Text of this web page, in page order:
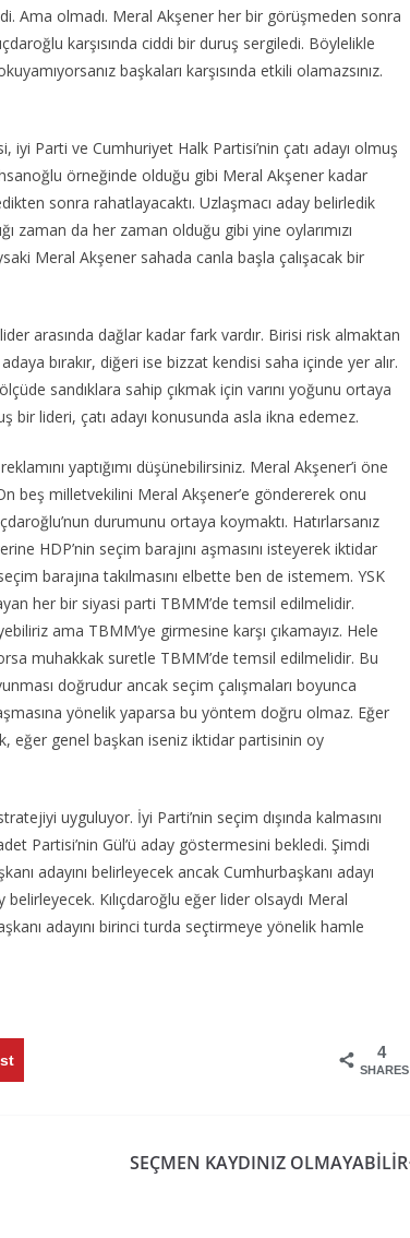
Ama olmadı. Meral Akşener her bir görüşmeden sonra
karşısında ciddi bir duruş sergiledi. Böylelikle
başkaları karşısında etkili olamazsınız.
Parti ve Cumhuriyet Halk Partisi’nin çatı adayı olmuş
örneğinde olduğu gibi Meral Akşener kadar
sonra rahatlayacaktı. Uzlaşmacı aday belirledik
zaman da her zaman olduğu gibi yine oylarımızı
Meral Akşener sahada canla başla çalışacak bir
arasında dağlar kadar fark vardır. Birisi risk almaktan
bırakır, diğeri ise bizzat kendisi saha içinde yer alır.
sandıklara sahip çıkmak için varını yoğunu ortaya
lideri, çatı adayı konusunda asla ikna edemez.
yaptığımı düşünebilirsiniz. Meral Akşener’i öne
beş milletvekilini Meral Akşener’e göndererek onu
durumunu ortaya koymaktı. Hatırlarsanız
HDP’nin seçim barajını aşmasını isteyerek iktidar
barajına takılmasını elbette ben de istemem. YSK
her bir siyasi parti TBMM’de temsil edilmelidir.
ama TBMM’ye girmesine karşı çıkamayız. Hele
muhakkak suretle TBMM’de temsil edilmelidir. Bu
doğrudur ancak seçim çalışmaları boyunca
yönelik yaparsa bu yöntem doğru olmaz. Eğer
eğer genel başkan iseniz iktidar partisinin oy
uyguluyor. İyi Parti’nin seçim dışında kalmasını
Partisi’nin Gül’ü aday göstermesini bekledi. Şimdi
adayını belirleyecek ancak Cumhurbaşkanı adayı
Kılıçdaroğlu eğer lider olsaydı Meral
adayını birinci turda seçtirmeye yönelik hamle
4
SHARES
SEÇMEN KAYDINIZ OLMAYABİLİR